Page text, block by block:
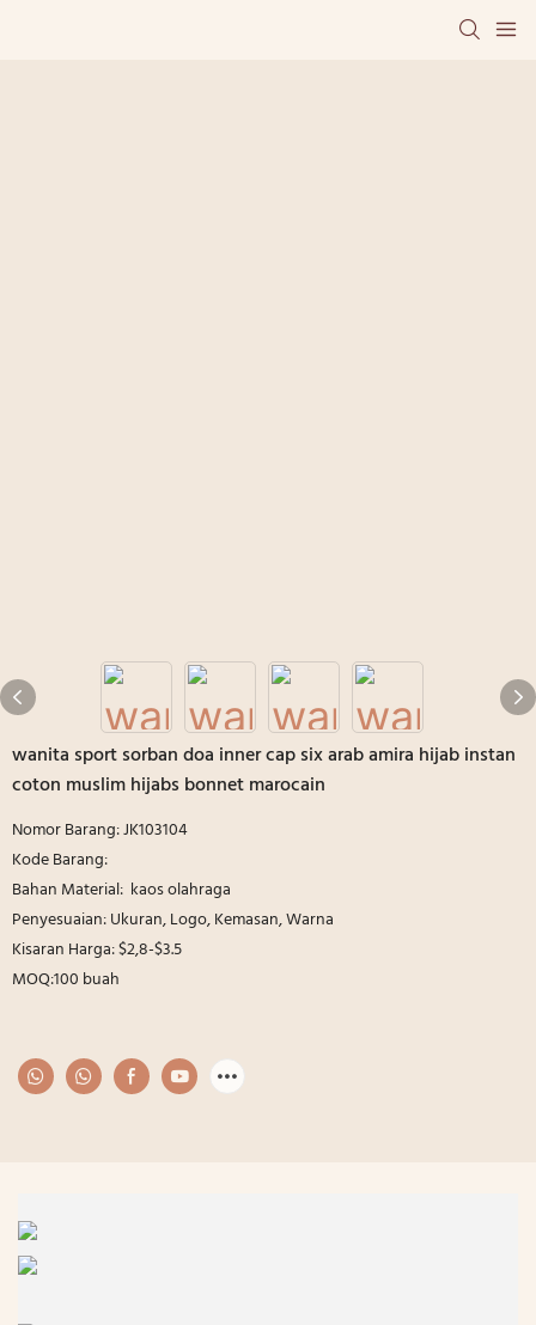
wanita sport sorban doa inner cap six arab amira hijab instan
coton muslim hijabs bonnet marocain
Nomor Barang: JK103104
Kode Barang:
Bahan Material: kaos olahraga
Penyesuaian: Ukuran, Logo, Kemasan, Warna
Kisaran Harga: $2,8-$3.5
MOQ:100 buah